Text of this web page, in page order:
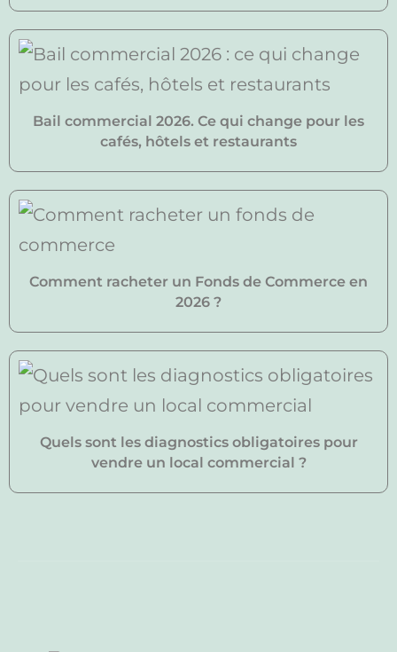
Bail commercial 2026. Ce qui change pour les
cafés, hôtels et restaurants
Comment racheter un Fonds de Commerce en
2026 ?
Quels sont les diagnostics obligatoires pour
vendre un local commercial ?